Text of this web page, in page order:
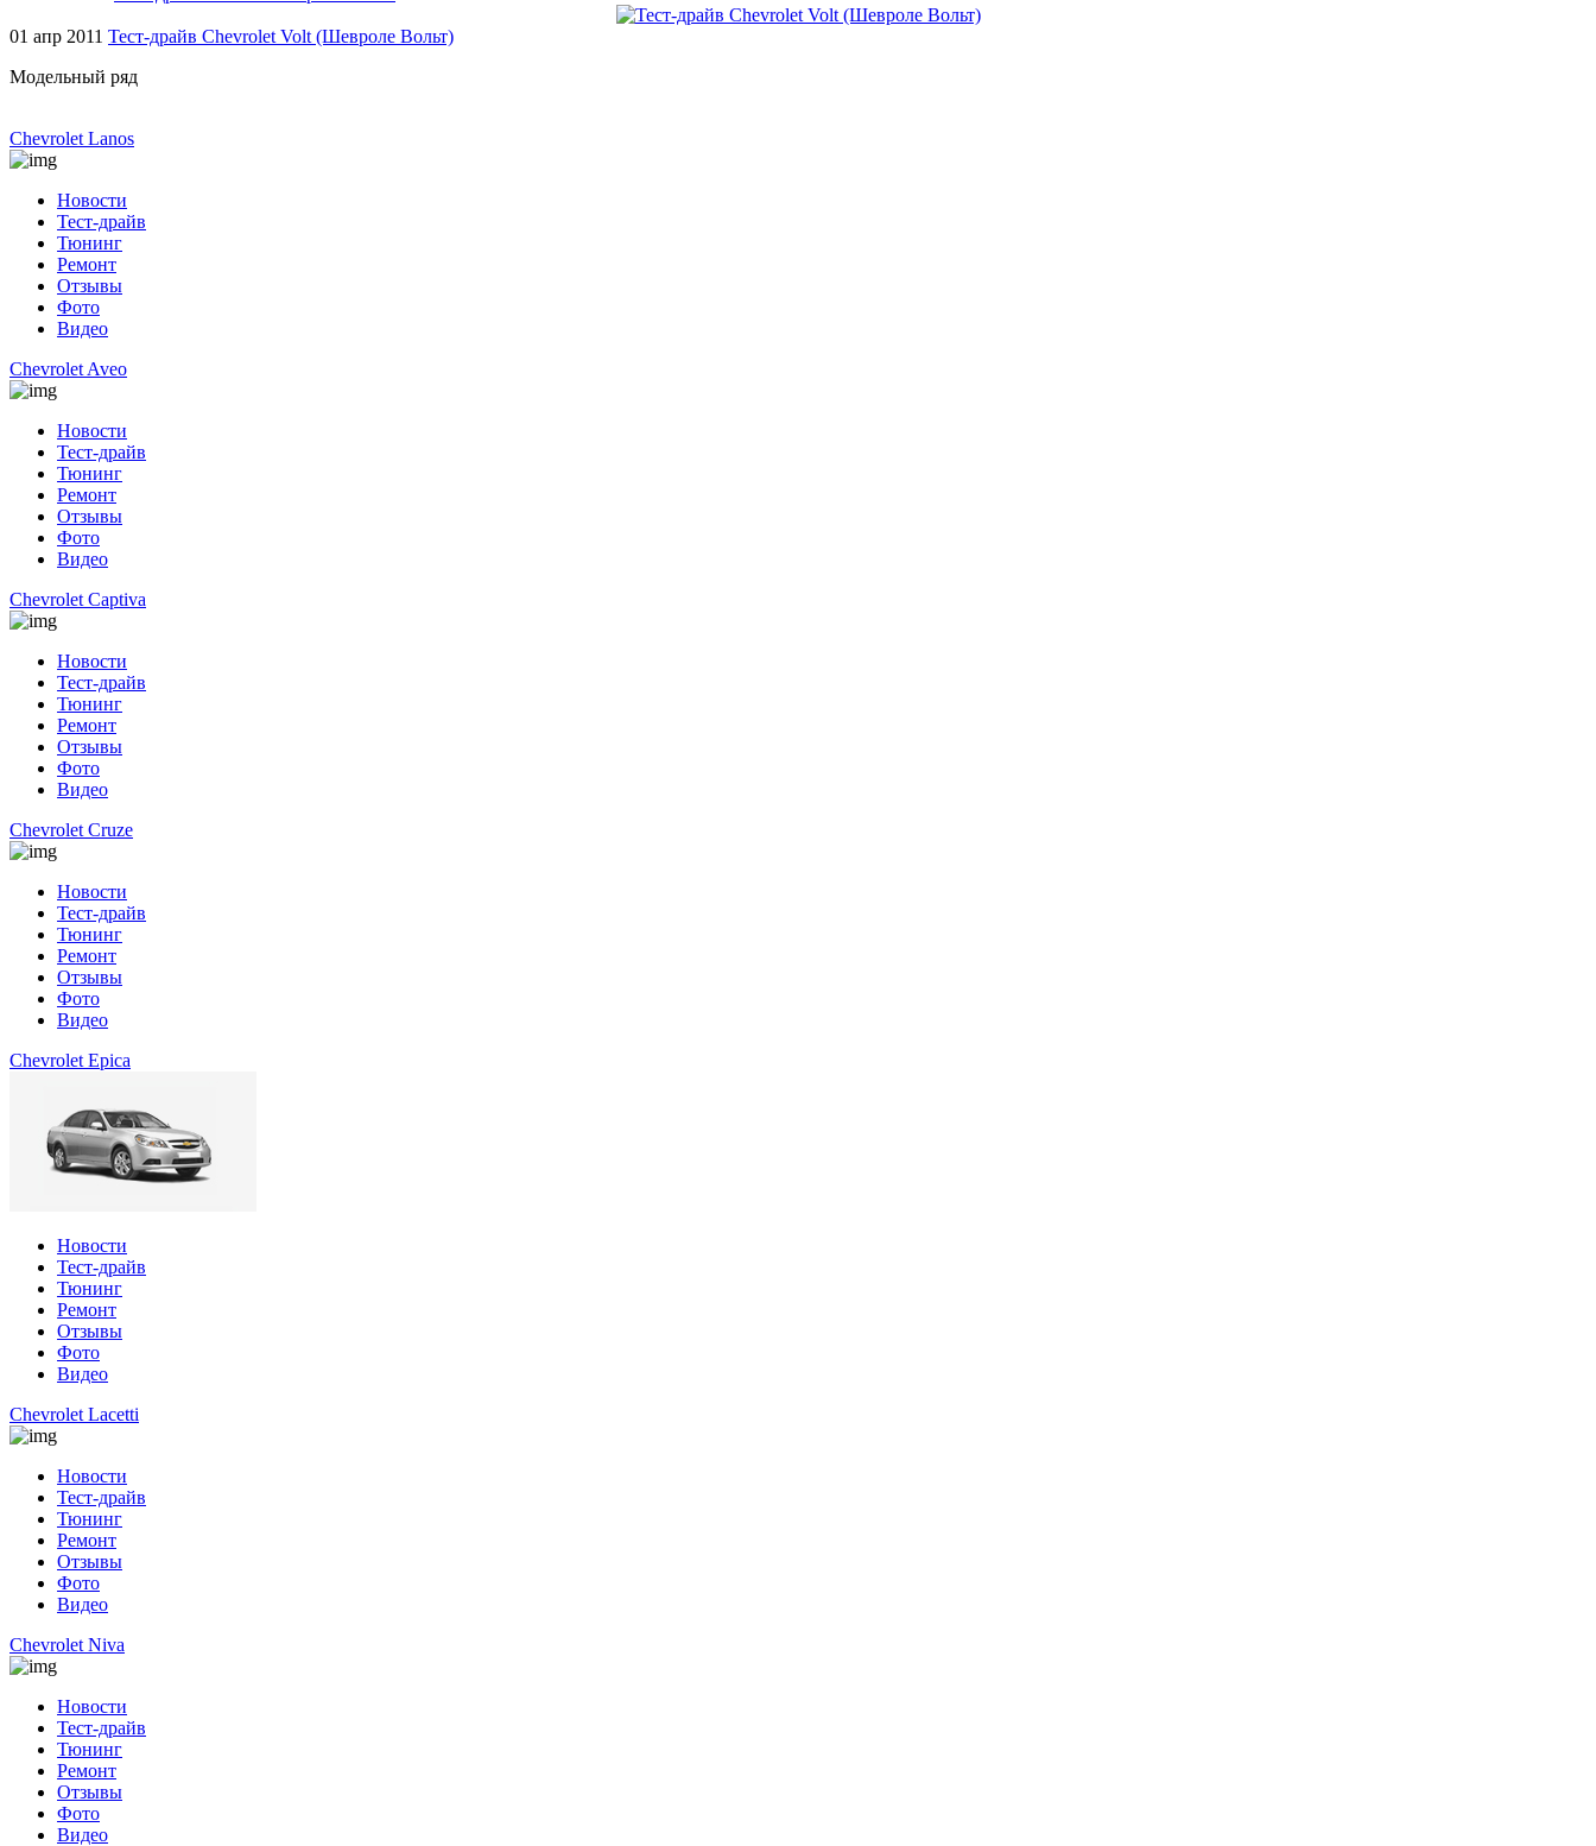
01 апр 2011 Тест-драйв Chevrolet Volt (Шевроле Вольт)
Модельный ряд
Chevrolet Lanos
Новости
Тест-драйв
Тюнинг
Ремонт
Отзывы
Фото
Видео
Chevrolet Aveo
Новости
Тест-драйв
Тюнинг
Ремонт
Отзывы
Фото
Видео
Chevrolet Captiva
Новости
Тест-драйв
Тюнинг
Ремонт
Отзывы
Фото
Видео
Chevrolet Cruze
Новости
Тест-драйв
Тюнинг
Ремонт
Отзывы
Фото
Видео
Chevrolet Epica
Новости
Тест-драйв
Тюнинг
Ремонт
Отзывы
Фото
Видео
Chevrolet Lacetti
Новости
Тест-драйв
Тюнинг
Ремонт
Отзывы
Фото
Видео
Chevrolet Niva
Новости
Тест-драйв
Тюнинг
Ремонт
Отзывы
Фото
Видео